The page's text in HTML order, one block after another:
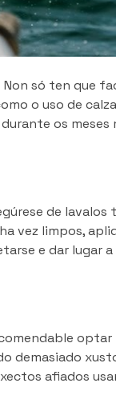
Non só ten que
o uso de
os meses
de
vez limpos,
e dar lugar
demasiado
afiados